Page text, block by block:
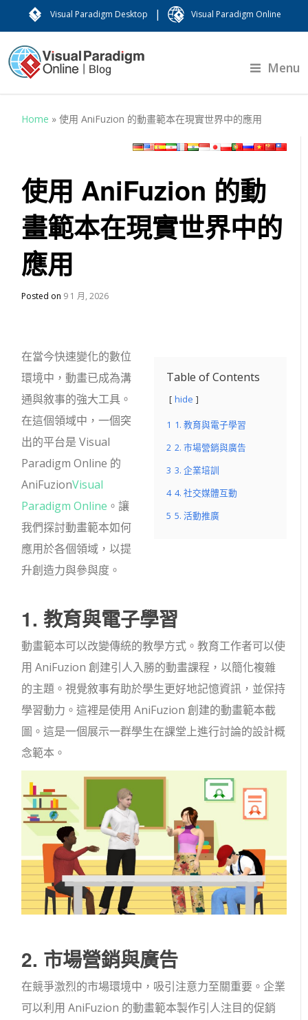
Visual Paradigm Desktop | Visual Paradigm Online
Menu
Home »使用 AniFuzion 的動畫範本在現實世界中的應用
使用 AniFuzion 的動
畫範本在現實世界中的
應用
Posted on 9 1 月, 2026
Table of Contents
hide
1 1. 教育與電子學習
2 2. 市場營銷與廣告
3 3. 企業培訓
4 4. 社交媒體互動
5 5. 活動推廣
在當今快速變化的數位
環境中，動畫已成為溝
通與敘事的強大工具。
在這個領域中，一個突
出的平台是 Visual
Paradigm Online 的
AniFuzionVisual
Paradigm Online 。讓
我們探討動畫範本如何
應用於各個領域，以提
升創造力與參與度。
1. 教育與電子學習
動畫範本可以改變傳統的教學方式。教育工作者可以使
用 AniFuzion 創建引人入勝的動畫課程，以簡化複雜
的主題。視覺敘事有助於學生更好地記憶資訊，並保持
學習動力。這裡是使用 AniFuzion 創建的動畫範本截
圖。這是一個展示一群學生在課堂上進行討論的設計概
念範本。
2. 市場營銷與廣告
在競爭激烈的市場環境中，吸引注意力至關重要。企業
可以利用 AniFuzion 的動畫範本製作引人注目的促銷